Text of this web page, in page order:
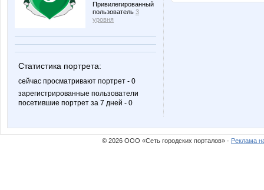
Привилегированный
пользователь 3
уровня
Статистика портрета:
сейчас просматривают портрет - 0
зарегистрированные пользователи
посетившие портрет за 7 дней - 0
© 2026 ООО «Сеть городских порталов» · Реклама